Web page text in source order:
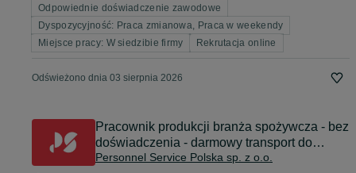
Odpowiednie doświadczenie zawodowe
Dyspozycyjność: Praca zmianowa, Praca w weekendy
Miejsce pracy: W siedzibie firmy
Rekrutacja online
Odświeżono dnia 03 sierpnia 2026
Pracownik produkcji branża spożywcza - bez
doświadczenia - darmowy transport do
Pozniania (K/M)
Personnel Service Polska sp. z o.o.